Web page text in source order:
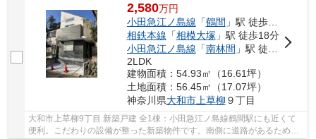
2,580万円
小田急江ノ島線 「鶴間 」駅 徒歩20分
相鉄本線 「相模大塚」駅 徒歩18分
小田急江ノ島線 「南林間 」駅 徒歩27分
2LDK
建物面積：54.93㎡（16.61坪）
土地面積：56.45㎡（17.07坪）
神奈川県大和市上草柳 ９丁目
大和市上草柳9丁目 新築戸建 全1棟：小田急江ノ島線鶴間駅にも近くて
便利。こだわりの設備が整った新築物件です。南側に道路があるため十